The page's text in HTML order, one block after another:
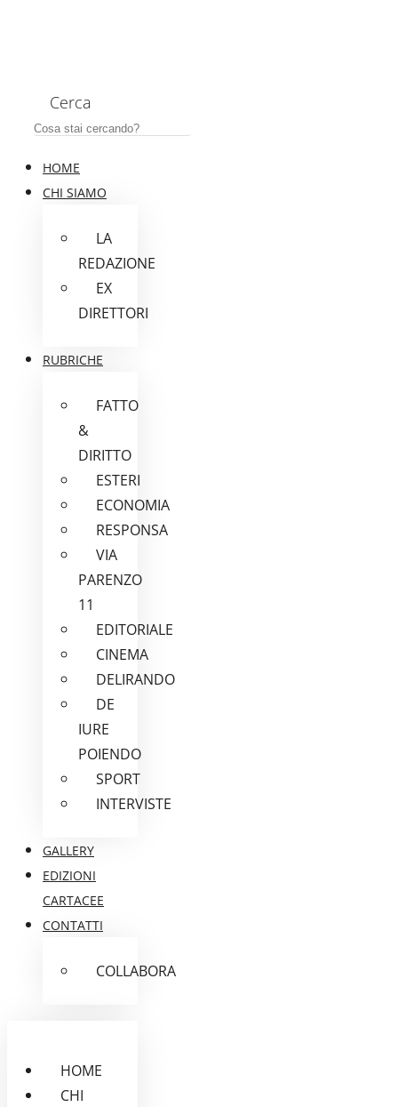
Cerca
HOME
CHI SIAMO
LA
REDAZIONE
EX
DIRETTORI
RUBRICHE
FATTO
&
DIRITTO
ESTERI
ECONOMIA
RESPONSA
VIA
PARENZO
11
EDITORIALE
CINEMA
DELIRANDO
DE
IURE
POIENDO
SPORT
INTERVISTE
GALLERY
EDIZIONI
CARTACEE
CONTATTI
COLLABORA
HOME
CHI